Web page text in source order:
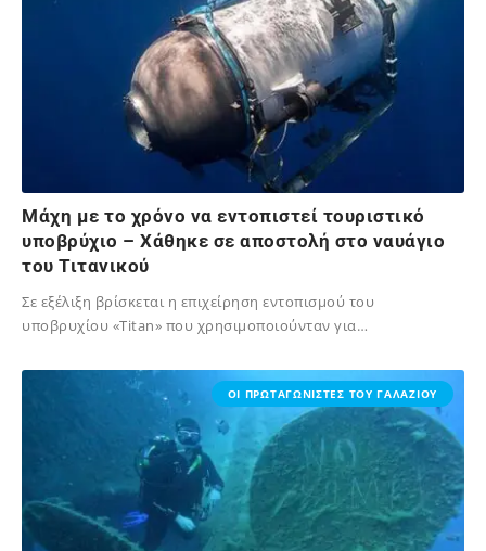
Mάχη με το χρόνο να εντοπιστεί τουριστικό
υποβρύχιο – Χάθηκε σε αποστολή στο ναυάγιο
του Τιτανικού
Σε εξέλιξη βρίσκεται η επιχείρηση εντοπισμού του
υποβρυχίου «Titan» που χρησιμοποιούνταν για…
ΟΙ ΠΡΩΤΑΓΩΝΙΣΤΕΣ ΤΟΥ ΓΑΛΑΖΙΟΥ